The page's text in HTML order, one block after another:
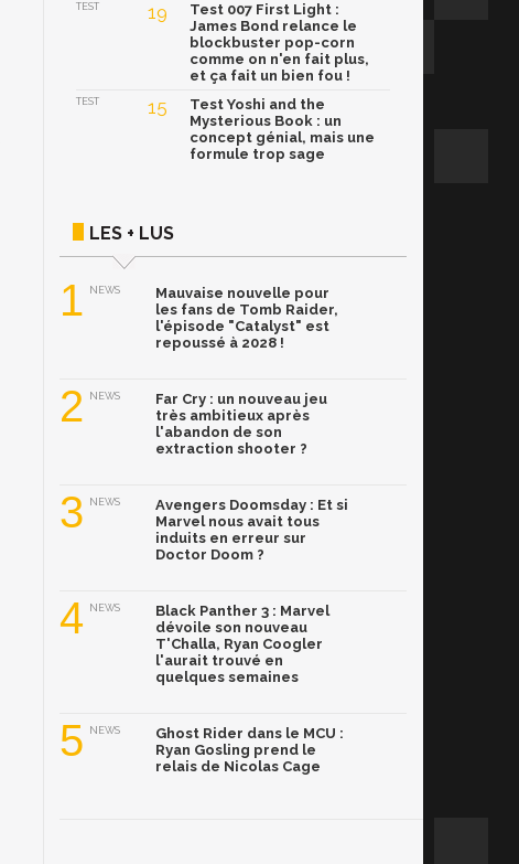
TEST 19
Test 007 First Light :
James Bond relance le
blockbuster pop-corn
comme on n'en fait plus,
et ça fait un bien fou !
TEST 15
Test Yoshi and the
Mysterious Book : un
concept génial, mais une
formule trop sage
LES + LUS
1 NEWS
Mauvaise nouvelle pour
les fans de Tomb Raider,
l'épisode "Catalyst" est
repoussé à 2028 !
2 NEWS
Far Cry : un nouveau jeu
très ambitieux après
l'abandon de son
extraction shooter ?
3 NEWS
Avengers Doomsday : Et si
Marvel nous avait tous
induits en erreur sur
Doctor Doom ?
4 NEWS
Black Panther 3 : Marvel
dévoile son nouveau
T'Challa, Ryan Coogler
l'aurait trouvé en
quelques semaines
5 NEWS
Ghost Rider dans le MCU :
Ryan Gosling prend le
relais de Nicolas Cage